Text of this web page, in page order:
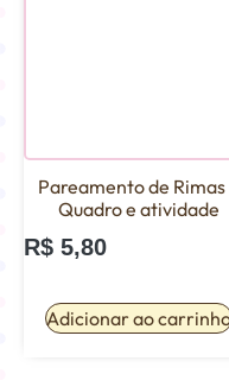
Pareamento de Rimas
Quadro e atividade
R$ 5,80
Adicionar ao